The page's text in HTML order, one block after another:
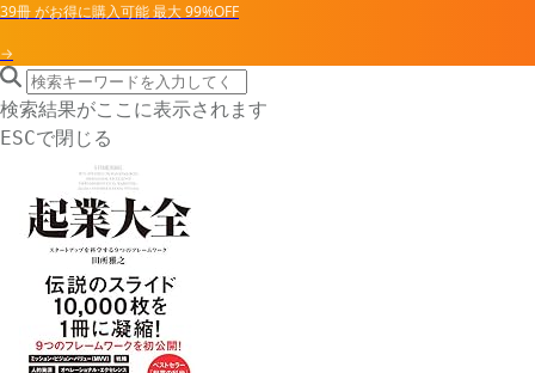
39冊がお得に購入可能最大99%OFF
→
search icon
サイト内検索
検索結果がここに表示されます
ESCで閉じる